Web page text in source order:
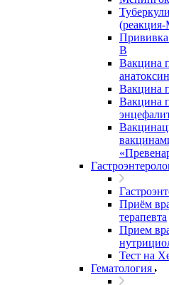
(реакция-
Прививка
В
Вакцина
Вакцина
Вакцина
Приём
терапевта
Прием
Тест на
Гематология